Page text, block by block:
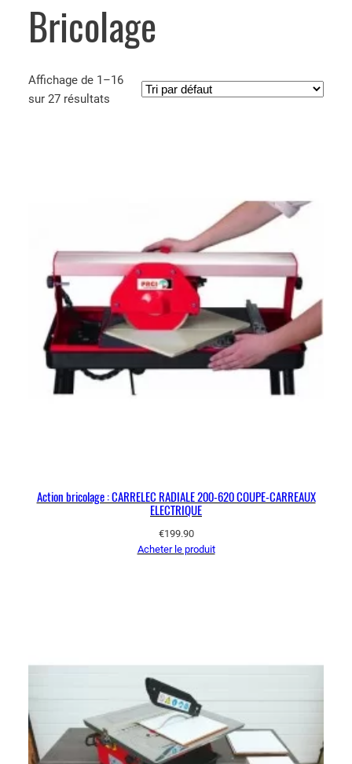
Bricolage
Affichage de 1–16
sur 27 résultats
Action bricolage : CARRELEC RADIALE 200-620 COUPE-CARREAUX
ELECTRIQUE
€199.90
Acheter le produit